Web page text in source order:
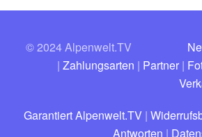
© 2024 Alpenwelt.TV
| Zahlungsarten | Partner |
Garantiert Alpenwelt.TV |
Antworten |